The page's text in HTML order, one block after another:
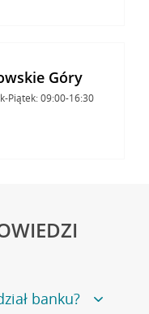
Góry
Piątek: 09:00-16:30
banku?